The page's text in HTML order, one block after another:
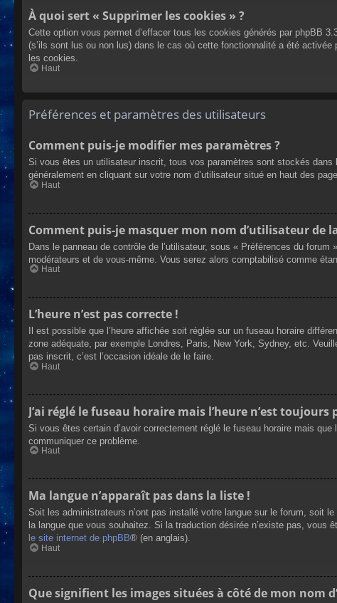
À quoi sert « Supprimer les cookies » ?
Cette option vous permet d’effacer tous les cookies générés par phpBB
(s’ils sont lus ou non lus) dans le cas où cette fonctionnalité a été
les cookies.
Haut
Préférences et paramètres des utilisateurs
Comment puis-je modifier mes paramètres ?
Si vous êtes un utilisateur inscrit, tous vos paramètres sont stockés
généralement en cliquant sur votre nom d’utilisateur situé en haut des
Haut
Comment puis-je masquer mon nom d’utilisateur de
Dans le panneau de contrôle de l’utilisateur, sous « Préférences du
modérateurs et de vous-même. Vous serez alors comptabilisé comme
Haut
L’heure n’est pas correcte !
Il est possible que l’heure affichée soit réglée sur un fuseau horaire
zone adéquate, par exemple Londres, Paris, New York, Sydney, etc.
pas inscrit, c’est l’occasion idéale de le faire.
Haut
J’ai réglé le fuseau horaire mais l’heure n’est toujours
Si vous êtes certain d’avoir correctement réglé le fuseau horaire mais
communiquer ce problème.
Haut
Ma langue n’apparaît pas dans la liste !
Soit les administrateurs n’ont pas installé votre langue sur le forum, soit
la langue que vous souhaitez. Si la traduction désirée n’existe pas, vous
le site internet de phpBB® (en anglais).
Haut
Que signifient les images situées à côté de mon nom